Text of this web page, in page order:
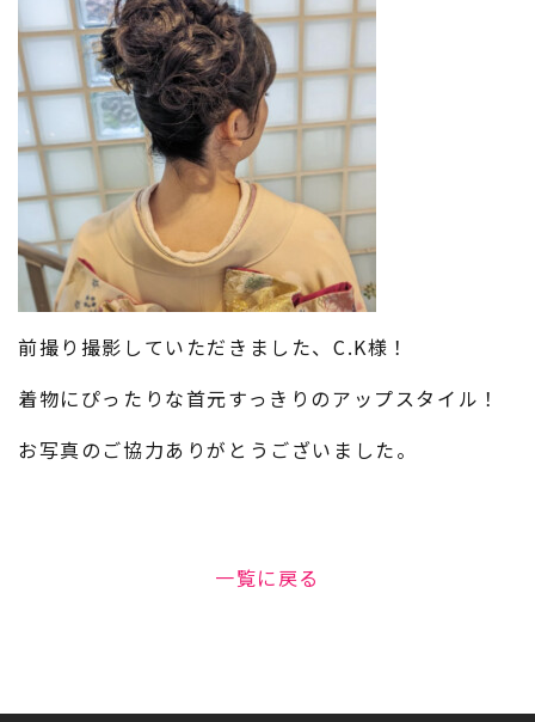
前撮り撮影していただきました、C.K様！
着物にぴったりな首元すっきりのアップスタイル！
お写真のご協力ありがとうございました。
一覧に戻る